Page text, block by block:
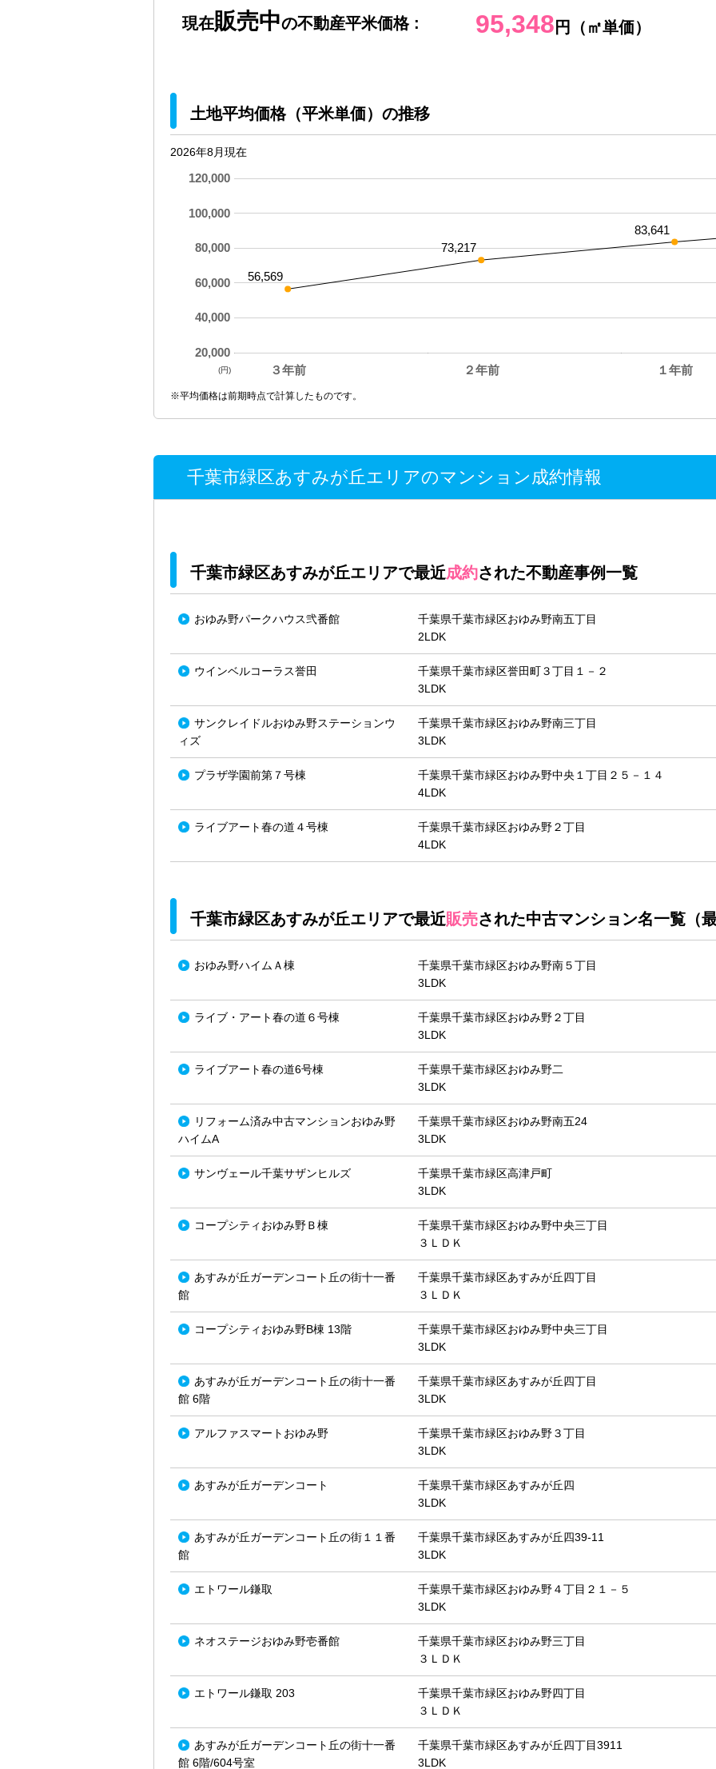
現在販売中の不動産平米価格 : 95,348 円（㎡単価）
土地平均価格（平米単価）の推移
2026年8月現在
３年前 ２年前 １年前
20,000
40,000
60,000
80,000
100,000
120,000
56,569
73,217
83,641
(円)
※平均価格は前期時点で計算したものです。
千葉市緑区あすみが丘エリアのマンション成約情報
千葉市緑区あすみが丘エリアで最近成約された不動産事例一覧
おゆみ野パークハウス弐番館
千葉県千葉市緑区おゆみ野南五丁目
2LDK
ウインベルコーラス誉田
千葉県千葉市緑区誉田町３丁目１－２
3LDK
サンクレイドルおゆみ野ステーションウ
ィズ
千葉県千葉市緑区おゆみ野南三丁目
3LDK
プラザ学園前第７号棟
千葉県千葉市緑区おゆみ野中央１丁目２５－１４
4LDK
ライブアート春の道４号棟
千葉県千葉市緑区おゆみ野２丁目
4LDK
千葉市緑区あすみが丘エリアで最近販売された中古マンション名一覧（
おゆみ野ハイムＡ棟
千葉県千葉市緑区おゆみ野南５丁目
3LDK
ライブ・アート春の道６号棟
千葉県千葉市緑区おゆみ野２丁目
3LDK
ライブアート春の道6号棟
千葉県千葉市緑区おゆみ野二
3LDK
リフォーム済み中古マンションおゆみ野
ハイムA
千葉県千葉市緑区おゆみ野南五24
3LDK
サンヴェール千葉サザンヒルズ
千葉県千葉市緑区高津戸町
3LDK
コープシティおゆみ野Ｂ棟
千葉県千葉市緑区おゆみ野中央三丁目
３ＬＤＫ
あすみが丘ガーデンコート丘の街十一番
館
千葉県千葉市緑区あすみが丘四丁目
３ＬＤＫ
コープシティおゆみ野B棟 13階
千葉県千葉市緑区おゆみ野中央三丁目
3LDK
あすみが丘ガーデンコート丘の街十一番
館 6階
千葉県千葉市緑区あすみが丘四丁目
3LDK
アルファスマートおゆみ野
千葉県千葉市緑区おゆみ野３丁目
3LDK
あすみが丘ガーデンコート
千葉県千葉市緑区あすみが丘四
3LDK
あすみが丘ガーデンコート丘の街１１番
館
千葉県千葉市緑区あすみが丘四39-11
3LDK
エトワール鎌取
千葉県千葉市緑区おゆみ野４丁目２１－５
3LDK
ネオステージおゆみ野壱番館
千葉県千葉市緑区おゆみ野三丁目
３ＬＤＫ
エトワール鎌取 203
千葉県千葉市緑区おゆみ野四丁目
３ＬＤＫ
あすみが丘ガーデンコート丘の街十一番
館 6階/604号室
千葉県千葉市緑区あすみが丘四丁目3911
3LDK